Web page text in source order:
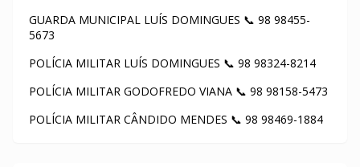
GUARDA MUNICIPAL LUÍS DOMINGUES 📞 98 98455-
5673
POLÍCIA MILITAR LUÍS DOMINGUES 📞 98 98324-8214
POLÍCIA MILITAR GODOFREDO VIANA 📞 98 98158-5473
POLÍCIA MILITAR CÂNDIDO MENDES 📞 98 98469-1884